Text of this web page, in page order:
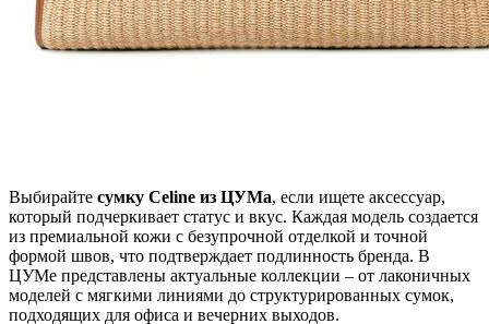
Выбирайте сумку Celine из ЦУМа, если ищете аксессуар,
который подчеркивает статус и вкус. Каждая модель создается
из премиальной кожи с безупрочной отделкой и точной
формой швов, что подтверждает подлинность бренда. В
ЦУМе представлены актуальные коллекции – от лаконичных
моделей с мягкими линиями до структурированных сумок,
подходящих для офиса и вечерних выходов.